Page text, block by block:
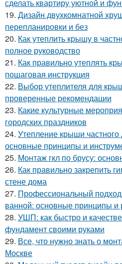
сделать квартиру уютной и
19. Дизайн двухкомнатной
перепланировки и без
20. Как утеплить крышу в
полное руководство
21. Как правильно утеплять
пошаговая инструкция
22. Выбор утеплителя для
проверенные рекомендации
23. Какие культурные
городских праздников
24. Утепление крыши
основные принципы и
25. Монтаж гкл по брусу:
26. Как правильно закрепить
стене дома
27. Профессиональный подход
ванной: основные принципы и
28. УШП: как быстро и
фундамент своими руками
29. Все, что нужно знать о
Москве